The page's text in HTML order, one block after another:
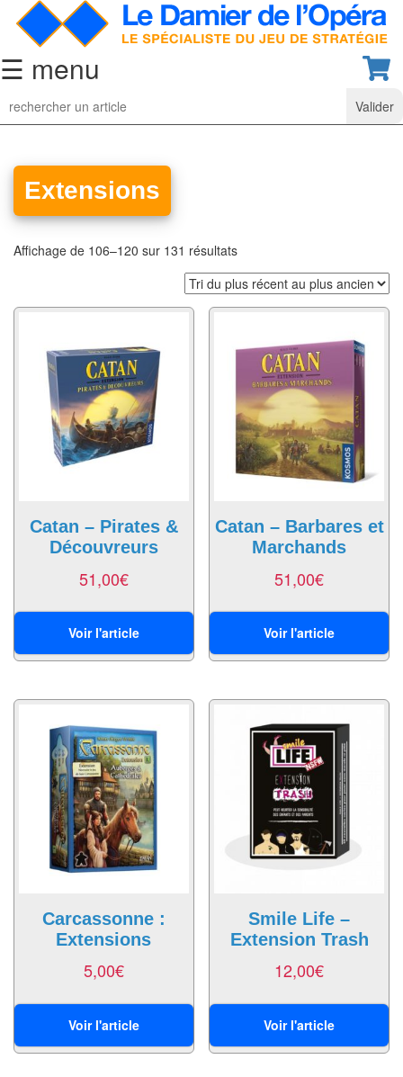
☰ menu
Jeu
d’Echecs
collection
classiques
Pièces
classiques
Coffrets
Echiquiers
Echiquiers
électroniques
Echiquiers
clubs
Pièces
&
clubs
Echiquiers
muraux/Plein
Pendules
pour
aveugles
Logiciels
d'échecs
Livres
Extensions
Affichage de 106–120 sur 131 résultats
Catan – Pirates &
Découvreurs
51,00€
Voir l'article
Catan – Barbares et
Marchands
51,00€
Voir l'article
Carcassonne :
Extensions
5,00€
Voir l'article
Smile Life –
Extension Trash
12,00€
Voir l'article